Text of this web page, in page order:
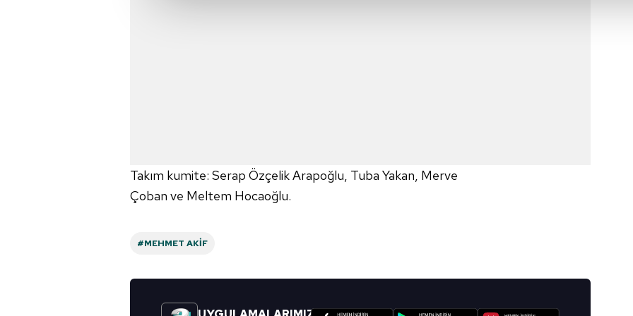
Takım kumite: Serap Özçelik Arapoğlu, Tuba Yakan, Merve
Çoban ve Meltem Hocaoğlu.
#MEHMET AKIF